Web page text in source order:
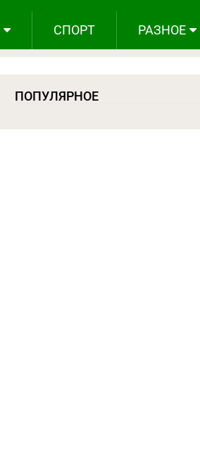
СПОРТ РАЗНОЕ
ПОПУЛЯРНОЕ